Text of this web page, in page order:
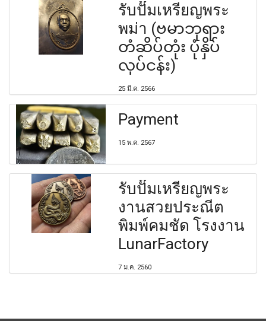
รับปั๊มเหรียญพระ
พม่า (ဗမာဘုရား
တံဆိပ်တုံး ပုံနှိပ်
လုပ်ငန်း)
25 มี.ค. 2566
Payment
15 พ.ค. 2567
รับปั๊มเหรียญพระ
งานสวยประณีต
พิมพ์คมชัด โรงงาน
LunarFactory
7 ม.ค. 2560